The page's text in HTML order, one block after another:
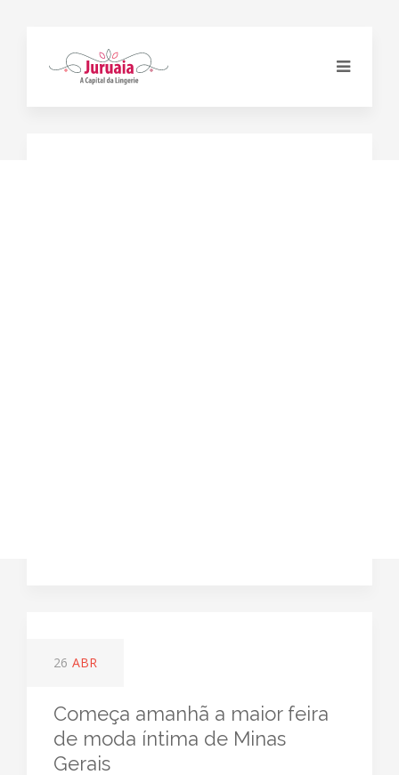
26 ABR
Começa amanhã a maior feira
de moda íntima de Minas
Gerais